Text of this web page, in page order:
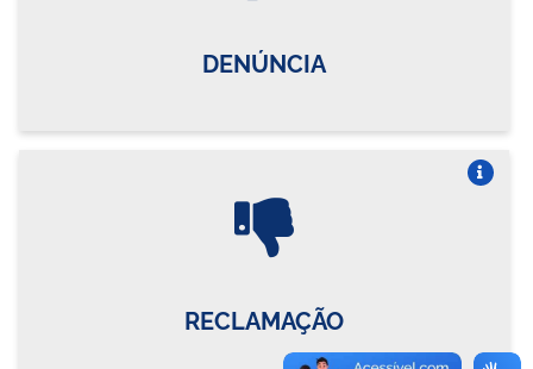
DENÚNCIA
RECLAMAÇÃO